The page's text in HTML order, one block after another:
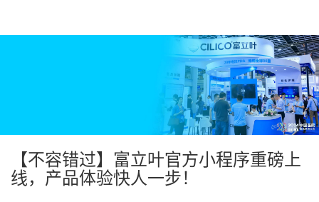
【不容错过】富立叶官方小程序重磅上
线，产品体验快人一步！